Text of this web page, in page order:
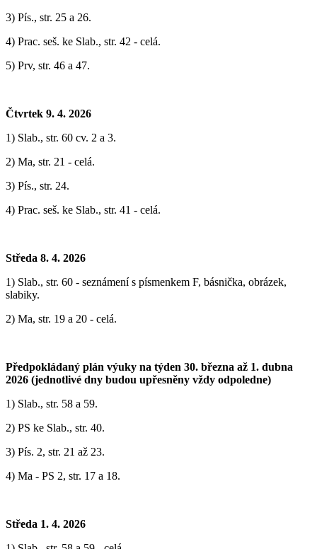
3) Pís., str. 25 a 26.
4) Prac. seš. ke Slab., str. 42 - celá.
5) Prv, str. 46 a 47.
Čtvrtek 9. 4. 2026
1) Slab., str. 60 cv. 2 a 3.
2) Ma, str. 21 - celá.
3) Pís., str. 24.
4) Prac. seš. ke Slab., str. 41 - celá.
Středa 8. 4. 2026
1) Slab., str. 60 - seznámení s písmenkem F, básnička, obrázek,
slabiky.
2) Ma, str. 19 a 20 - celá.
Předpokládaný plán výuky na týden 30. března až 1. dubna
2026 (jednotlivé dny budou upřesněny vždy odpoledne)
1) ‎Slab., str. 58 a 59.
2) PS ke Slab., str. 40.
3) Pís. 2, str. 21 až 23.
4) Ma - PS 2, str. 17 a 18.
Středa 1. 4. 2026